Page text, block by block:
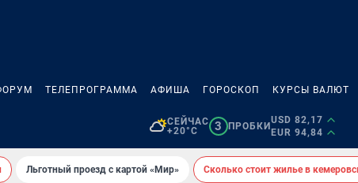
ТЕЛЕПРОГРАММА АФИША ГОРОСКОП КУРСЫ ВАЛЮТ
СЕЙЧАС
+20°C
3 ПРОБКИ
USD 82,17
EUR 94,84
Льготный проезд с картой «Мир» Сколько стоит жилье в